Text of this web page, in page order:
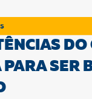
DO
PARA SER